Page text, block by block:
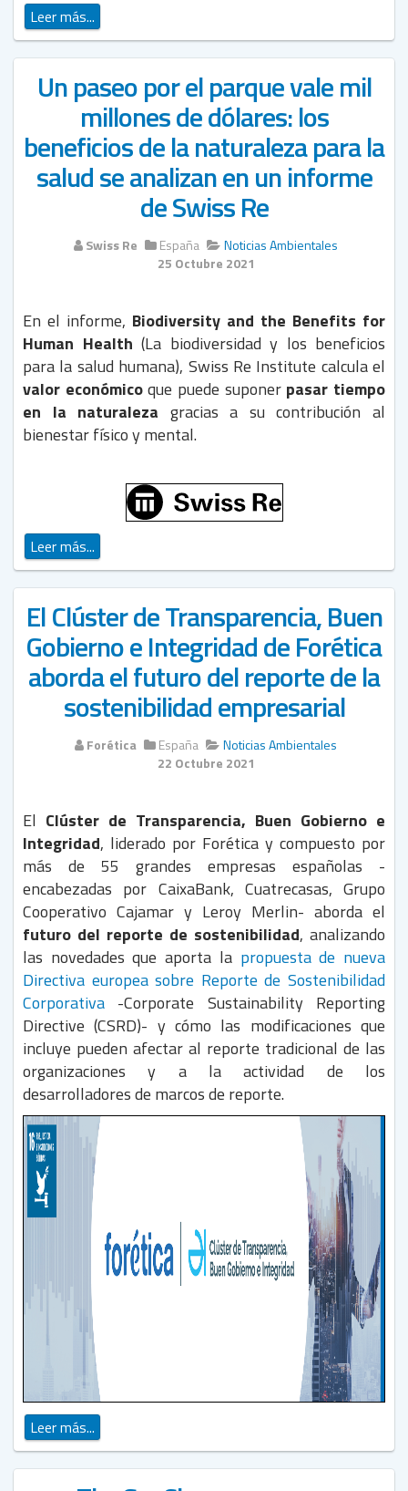
Leer más...
Un paseo por el parque vale mil
millones de dólares: los
beneficios de la naturaleza para la
salud se analizan en un informe
de Swiss Re
Swiss Re España
Noticias Ambientales
25 Octubre 2021
En el informe, Biodiversity and the Benefits for
Human Health (La biodiversidad y los beneficios
para la salud humana), Swiss Re Institute calcula el
valor económicoque puede suponer pasar tiempo
en la naturaleza gracias a su contribución al
bienestar físico y mental.
Leer más...
El Clúster de Transparencia, Buen
Gobierno e Integridad de Forética
aborda el futuro del reporte de la
sostenibilidad empresarial
Forética España
Noticias Ambientales
22 Octubre 2021
El Clúster de Transparencia, Buen Gobierno e
Integridad, liderado por Forética y compuesto por
más de 55 grandes empresas españolas -
encabezadas por CaixaBank, Cuatrecasas, Grupo
Cooperativo Cajamar y Leroy Merlin- aborda el
futuro del reporte de sostenibilidad, analizando
las novedades que aporta la propuesta de nueva
Directiva europea sobre Reporte de Sostenibilidad
Corporativa -Corporate Sustainability Reporting
Directive (CSRD)- y cómo las modificaciones que
incluye pueden afectar al reporte tradicional de las
organizaciones y a la actividad de los
desarrolladores de marcos de reporte.
Leer más...